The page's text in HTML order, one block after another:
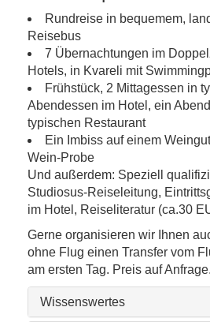
Rundreise in bequemem,
Reisebus
7 Übernachtungen im
Hotels, in Kvareli mit
Frühstück, 2 Mittagessen in
Abendessen im Hotel, ein
typischen Restaurant
Ein Imbiss auf einem
Wein-Probe
Und außerdem: Speziell
Studiosus-Reiseleitung,
im Hotel, Reiseliteratur (ca.30
Gerne organisieren wir Ihnen
ohne Flug einen Transfer vom
am ersten Tag. Preis auf Anfrage.
Wissenswertes